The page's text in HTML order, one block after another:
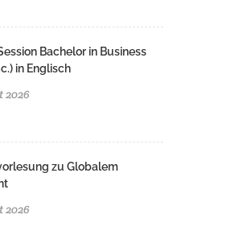
Bachelor in Business
in Englisch
2026
zu Globalem
2026